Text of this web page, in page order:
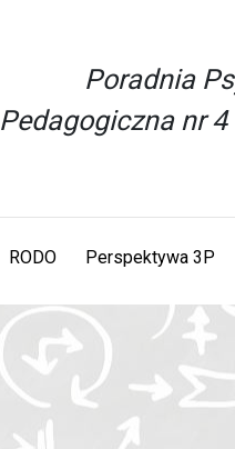
Poradnia
Pedagogiczna nr
RODO Perspektywa 3P